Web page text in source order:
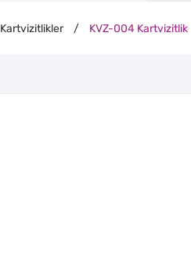
Kartvizitlikler / KVZ-004 Kartvizitlik